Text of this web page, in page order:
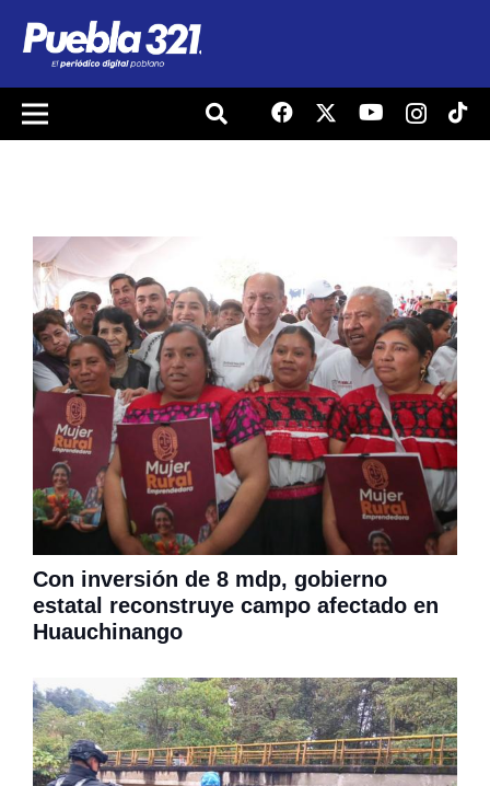
Con inversión de 8 mdp, gobierno
estatal reconstruye campo afectado en
Huauchinango